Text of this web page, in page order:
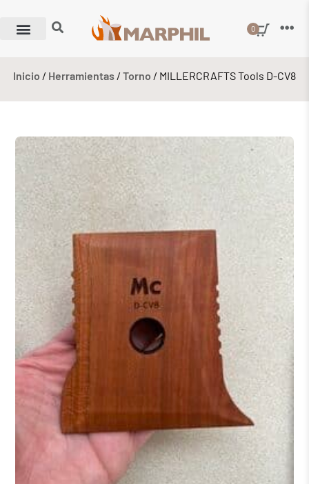
0
Inicio / Herramientas / Torno / MILLERCRAFTS Tools D-CV8